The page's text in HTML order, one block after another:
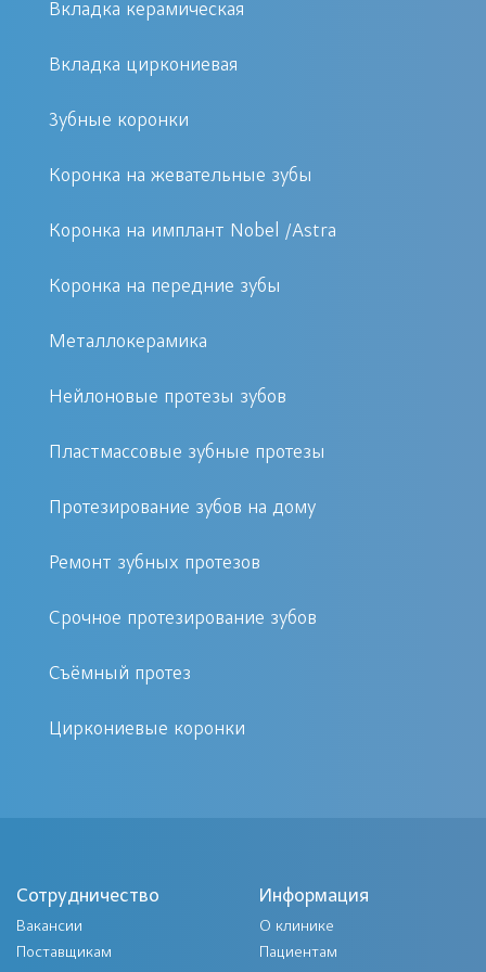
Установка коронки на имплант
показана в следующих случаях:
Отсутствие одного или
Невозможность восстановить зуб
Желание улучшить эстетику
зубного ряда;
жевательную функцию.
Как проходит процедура
Процедура установки коронки на
имплант Alpha Gate состоит из
стоматологом;
Подготовка и фиксация
абатмента на импланте;
Изготовление и установка
Преимущества процедуры в клинике
«Первый Доктор»
Вкладка керамическая
Вкладка циркониевая
Зубные коронки
Коронка на жевательные зубы
Коронка на имплант Nobel /Astra
Коронка на передние зубы
Металлокерамика
Нейлоновые протезы зубов
Пластмассовые зубные протезы
Протезирование зубов на дому
Ремонт зубных протезов
Срочное протезирование зубов
Съёмный протез
Циркониевые коронки
Сотрудничество
Вакансии
Поставщикам
Информация
О клинике
Пациентам